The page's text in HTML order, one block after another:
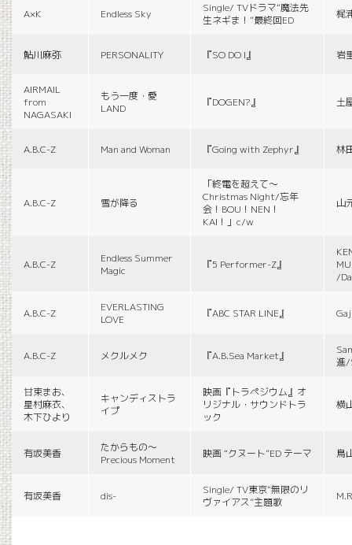
A×K Endless Sky
Single/ TVドラマ“魔法先
生ネギま！”最終回ED
梶
鮎川麻弥 PERSONALITY 『SO DO I』 岩
AIRMAIL
from
NAGASAKI
もう一度・愛
LAND
『DOGEN?』 土
A.B.C-Z Man and Woman 『Going with Zephyr』 林
A.B.C-Z 雪が降る
「終電を超えて～
Christmas Night/忘年
会！BOU！NEN！
KAI！」c/w
山
A.B.C-Z
Endless Summer
Magic
『5 Performer-Z』
/
A.B.C-Z
EVERLASTING
LOVE
『ABC STAR LINE』
A.B.C-Z メクルメク 『A.B.Sea Market』
進/
甘束まお、
星村麻衣、
木下ひより
キャンディストラ
イプ
映画『トラペジウム』オ
リジナル・サウンドトラ
ック
横
有坂美香
たからもの〜
Precious Moment
映画 “クヌート”ED テーマ 鳥
有坂美香 dis-
Single/ TV東京“無限のリ
ヴァイアス”主題歌